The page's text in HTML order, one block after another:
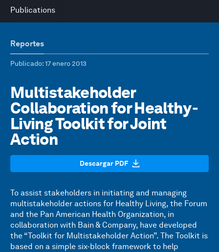
Publications
Reportes
Publicado: 17 enero 2013
Multistakeholder
Collaboration for Healthy -
Living Toolkit for Joint
Action
Descargar PDF
To assist stakeholders in initiating and managing
multistakeholder actions for Healthy Living, the Forum
and the Pan American Health Organization, in
collaboration with Bain & Company, have developed
the “Toolkit for Multistakeholder Action”. The Toolkit is
based on a simple six-block framework to help